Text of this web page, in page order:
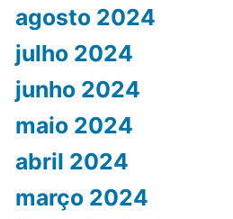
agosto 2024
julho 2024
junho 2024
maio 2024
abril 2024
março 2024